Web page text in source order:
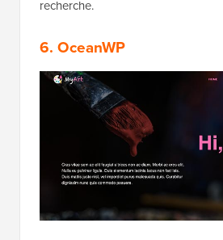
recherche.
6. OceanWP